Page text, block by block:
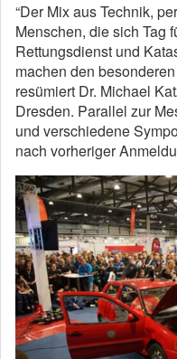
“Der Mix aus Technik,
Menschen, die sich Tag
Rettungsdienst und
machen den
resümiert Dr. Michael
Dresden. Parallel zur
und verschiedene
nach vorheriger